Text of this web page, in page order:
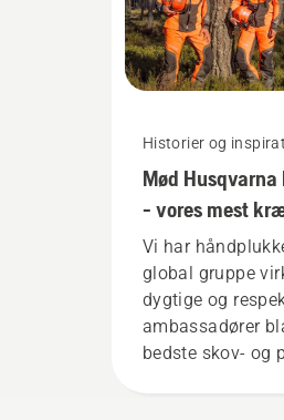
Historier og
Mød
- vores mest
brugere
Vi har
global gruppe
dygtige og
ambassadører
bedste skov- og